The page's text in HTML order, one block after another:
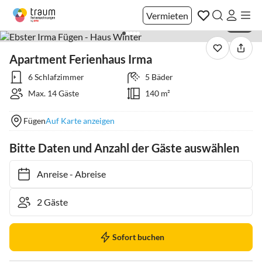
Vermieten
Apartment Ferienhaus Irma
6 Schlafzimmer
5 Bäder
Max. 14 Gäste
140 m²
FügenAuf Karte anzeigen
Bitte Daten und Anzahl der Gäste auswählen
Anreise- Abreise
Sofort buchen